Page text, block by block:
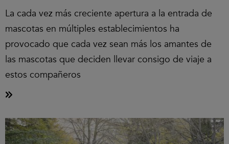
La cada vez más creciente apertura a la entrada de
mascotas en múltiples establecimientos ha
provocado que cada vez sean más los amantes de
las mascotas que deciden llevar consigo de viaje a
estos compañeros